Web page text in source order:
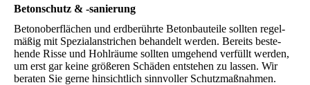
Beton­schutz & -sanie­rung
Beton­oberflächen und erd­berührte Beton­bau­teile sollten regel­
mäßig mit Spezial­anstrichen behan­delt wer­den. Bereits beste­
hende Risse und Hohl­räume sollten umge­hend ver­füllt wer­den,
um erst gar keine größe­ren Schä­den ent­stehen zu lassen. Wir
bera­ten Sie gerne hinsicht­lich sinn­voller Schutz­maß­nahmen.